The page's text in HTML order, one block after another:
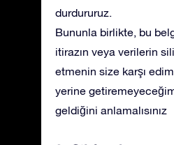
durdururuz.
Bununla birlikte, bu
itirazın veya verilerin
etmenin size karşı
yerine
geldiğini anlamalısınız